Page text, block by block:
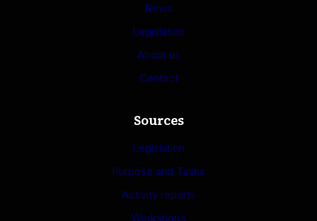
News
Legislation
About us
Contact
Sources
Legislation
Purpose and Tasks
Activity reports
Workshops